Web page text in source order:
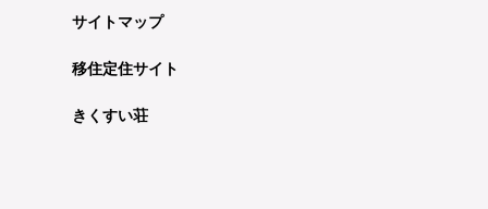
サイトマップ
移住定住サイト
きくすい荘